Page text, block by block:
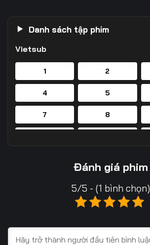
Danh sách tập phim
Vietsub
1 2
4 5
7 8
20
Đánh giá phim
5/5 - (1 bình chọn)